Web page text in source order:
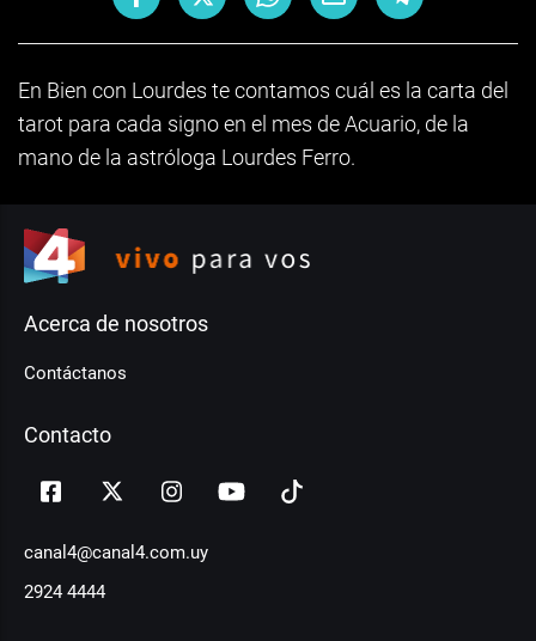
En Bien con Lourdes te contamos cuál es la carta del
tarot para cada signo en el mes de Acuario, de la
mano de la astróloga Lourdes Ferro.
Acerca de nosotros
Contáctanos
Contacto
canal4@canal4.com.uy
2924 4444